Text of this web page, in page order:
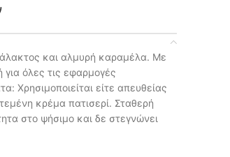
και αλμυρή καραμέλα. Με
όλες τις εφαρμογές
Χρησιμοποιείται είτε απευθείας
κρέμα πατισερί. Σταθερή
στο ψήσιμο και δε στεγνώνει